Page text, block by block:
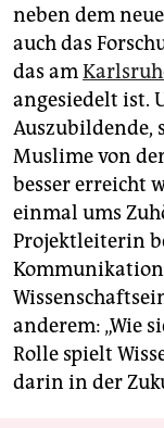
neben dem
auch das
das am
angesiedelt ist.
Auszubildende,
Muslime von
besser erreicht
einmal ums
Projektleiterin
anderem: „Wie
Rolle spielt
darin in der